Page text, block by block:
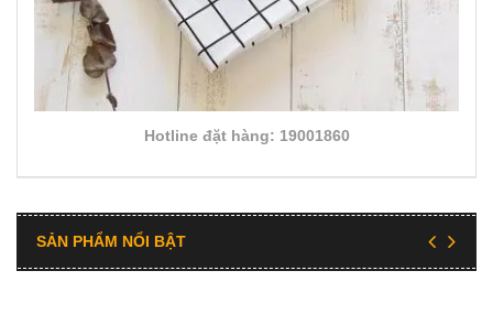
Hotline đặt hàng: 19001860
SẢN PHẨM NỔI BẬT